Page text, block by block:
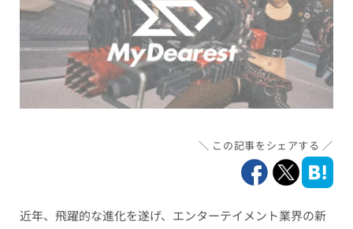
この記事をシェアする
近年、飛躍的な進化を遂げ、エンターテイメント業界の新